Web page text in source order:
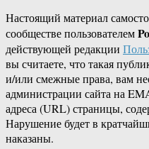
Настоящий материал
сообществе пользователем
действующей редакции
вы считаете, что такая
и/или смежные права, вам
администрации сайта на
адреса (URL) страницы,
Нарушение будет в
наказаны.